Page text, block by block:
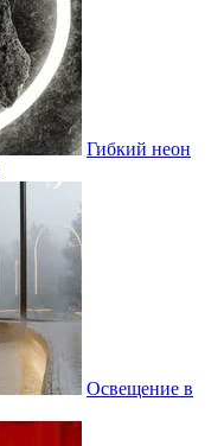
Гибкий неон
Освещение в